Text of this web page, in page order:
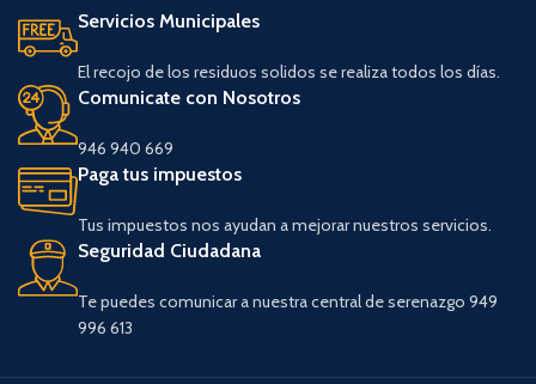
Servicios Municipales
El recojo de los residuos solidos se realiza todos los días.
Comunicate con Nosotros
946 940 669
Paga tus impuestos
Tus impuestos nos ayudan a mejorar nuestros servicios.
Seguridad Ciudadana
Te puedes comunicar a nuestra central de serenazgo 949
996 613